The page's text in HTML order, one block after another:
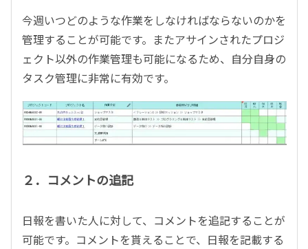
今週いつどのような作業をしなければならないのかを
管理することが可能です。またアサインされたプロジ
ェクト以外の作業管理も可能になるため、自分自身の
タスク管理に非常に有効です。
２．コメントの追記
日報を書いた人に対して、コメントを追記することが
可能です。コメントを貰えることで、日報を記載する